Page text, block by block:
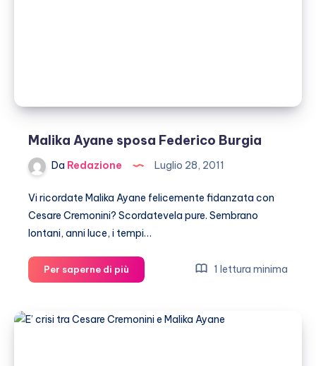
Malika Ayane sposa Federico Burgia
Da Redazione Luglio 28, 2011
Vi ricordate Malika Ayane felicemente fidanzata con
Cesare Cremonini? Scordatevela pure. Sembrano
lontani, anni luce, i tempi…
Per saperne di più
Ayane
Federico
1 lettura minima